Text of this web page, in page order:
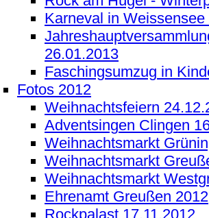
Karneval in Weissensee
26.01.2013
Faschingsumzug in
Fotos 2012
Weihnachtsfeiern
Adventsingen Clingen
Weihnachtsmarkt
Weihnachtsmarkt
Weihnachtsmarkt
Ehrenamt Greußen 2012
Rockpalast 17.11.2012